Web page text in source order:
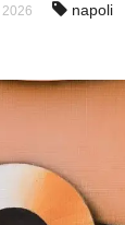
napoli